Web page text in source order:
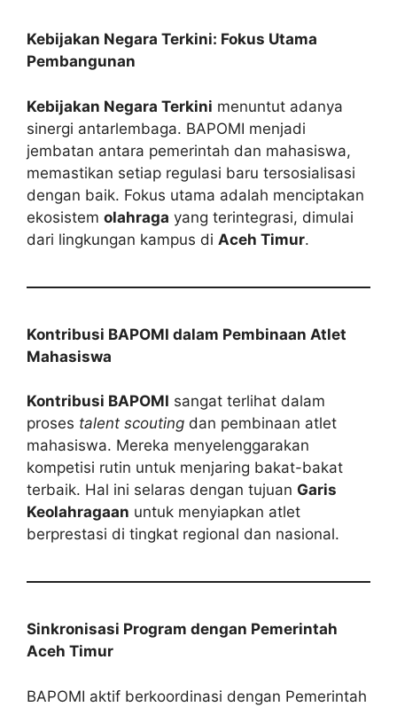
Kebijakan Negara Terkini: Fokus Utama
Pembangunan
Kebijakan Negara Terkini menuntut adanya
sinergi antarlembaga. BAPOMI menjadi
jembatan antara pemerintah dan mahasiswa,
memastikan setiap regulasi baru tersosialisasi
dengan baik. Fokus utama adalah menciptakan
ekosistem olahraga yang terintegrasi, dimulai
dari lingkungan kampus di Aceh Timur.
Kontribusi BAPOMI dalam Pembinaan Atlet
Mahasiswa
Kontribusi BAPOMI sangat terlihat dalam
proses talent scouting dan pembinaan atlet
mahasiswa. Mereka menyelenggarakan
kompetisi rutin untuk menjaring bakat-bakat
terbaik. Hal ini selaras dengan tujuan Garis
Keolahragaan untuk menyiapkan atlet
berprestasi di tingkat regional dan nasional.
Sinkronisasi Program dengan Pemerintah
Aceh Timur
BAPOMI aktif berkoordinasi dengan Pemerintah